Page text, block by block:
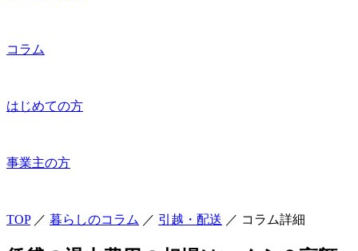
コラム
はじめての方
事業主の方
TOP ／ 暮らしのコラム ／ 引越・配送 ／ コラム詳細